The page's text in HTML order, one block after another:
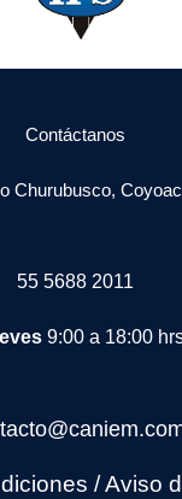
Contáctanos
Churubusco,
55 5688 2011
9:00 a 18:00
/Aviso